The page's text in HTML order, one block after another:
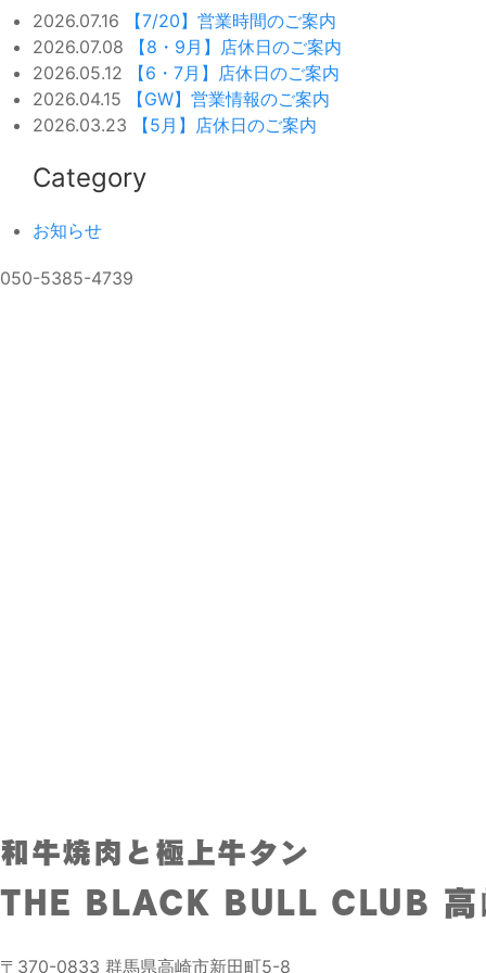
2026.07.16
【7/20】営業時間のご案内
2026.07.08
【8・9月】店休日のご案内
2026.05.12
【6・7月】店休日のご案内
2026.04.15
【GW】営業情報のご案内
2026.03.23
【5月】店休日のご案内
Category
お知らせ
050-5385-4739
和牛焼肉と極上牛タン
THE BLACK BULL CLUB 高
〒370-0833 群馬県高崎市新田町5-8